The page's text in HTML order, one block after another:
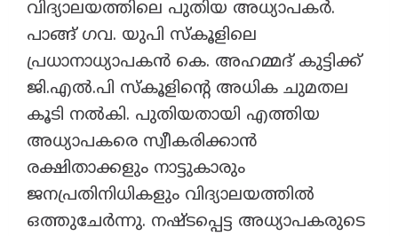
വിദ്യാലയത്തിലെ പുതിയ അധ്യാപകർ.
പാങ്ങ് ഗവ. യുപി സ്‌കൂളിലെ
പ്രധാനാധ്യാപകൻ കെ. അഹമ്മദ് കുട്ടിക്ക്
ജി.എൽ.പി സ്‌കൂളിന്റെ അധിക ചുമതല
കൂടി നൽകി. പുതിയതായി എത്തിയ
അധ്യാപകരെ സ്വീകരിക്കാൻ
രക്ഷിതാക്കളും നാട്ടുകാരും
ജനപ്രതിനിധികളും വിദ്യാലയത്തിൽ
ഒത്തുചേർന്നു. നഷ്ടപ്പെട്ട അധ്യാപകരുടെ